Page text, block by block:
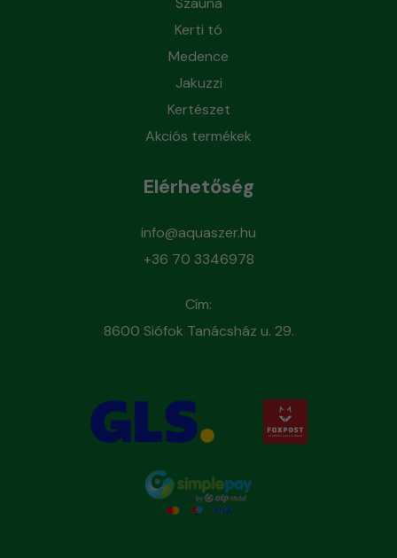
Kerti tó
Medence
Jakuzzi
Kertészet
Akciós termékek
Elérhetőség
info@aquaszer.hu
+36 70 3346978
Cím:
8600 Siófok Tanácsház u. 29.